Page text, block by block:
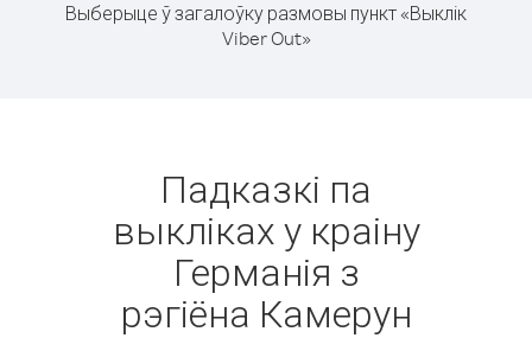
Выберыце ў загалоўку размовы пункт «Выклік
Viber Out»
Падказкі па
выкліках у краіну
Германія з
рэгіёна Камерун